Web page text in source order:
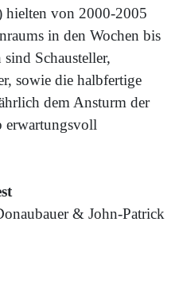
hielten von 2000-2005
in den Wochen bis
Schausteller,
sowie die halbfertige
dem Ansturm der
erwartungsvoll
& John-Patrick